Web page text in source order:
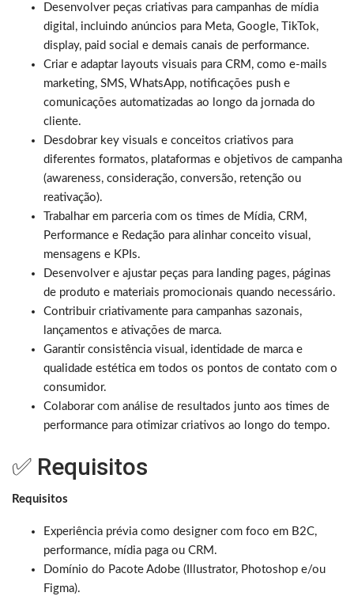
Desenvolver peças criativas para campanhas de mídia
digital, incluindo anúncios para Meta, Google, TikTok,
display, paid social e demais canais de performance.
Criar e adaptar layouts visuais para CRM, como e-mails
marketing, SMS, WhatsApp, notificações push e
comunicações automatizadas ao longo da jornada do
cliente.
Desdobrar key visuals e conceitos criativos para
diferentes formatos, plataformas e objetivos de campanha
(awareness, consideração, conversão, retenção ou
reativação).
Trabalhar em parceria com os times de Mídia, CRM,
Performance e Redação para alinhar conceito visual,
mensagens e KPIs.
Desenvolver e ajustar peças para landing pages, páginas
de produto e materiais promocionais quando necessário.
Contribuir criativamente para campanhas sazonais,
lançamentos e ativações de marca.
Garantir consistência visual, identidade de marca e
qualidade estética em todos os pontos de contato com o
consumidor.
Colaborar com análise de resultados junto aos times de
performance para otimizar criativos ao longo do tempo.
✅ Requisitos
Requisitos
Experiência prévia como designer com foco em B2C,
performance, mídia paga ou CRM.
Domínio do Pacote Adobe (Illustrator, Photoshop e/ou
Figma).